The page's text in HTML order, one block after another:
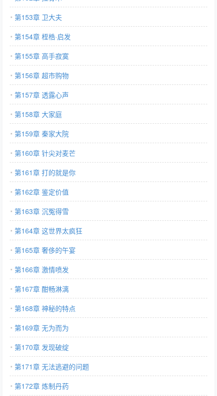
第153章 卫大夫
第154章 桎梏·启发
第155章 高手寂寞
第156章 超市购物
第157章 透露心声
第158章 大家庭
第159章 秦家大院
第160章 针尖对麦芒
第161章 打的就是你
第162章 鉴定价值
第163章 沉冤得雪
第164章 这世界太疯狂
第165章 奢侈的午宴
第166章 激情喷发
第167章 酣畅淋漓
第168章 神秘的特点
第169章 无为而为
第170章 发现破绽
第171章 无法逃避的问题
第172章 炼制丹药